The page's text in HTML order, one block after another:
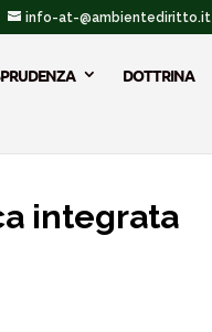
info-at-@ambientediritto.it
DOTTRINA
integrata